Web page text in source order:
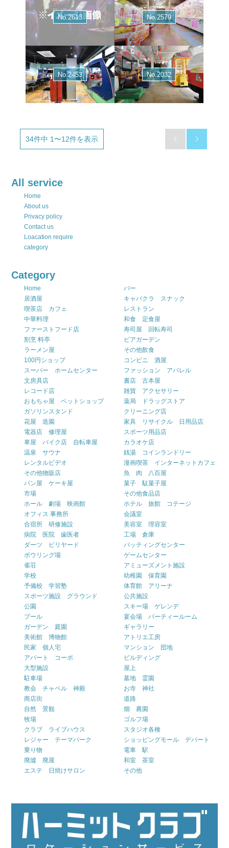
No.2613 No.2579
No.2453 No.2032
34件中 1〜12件を表示  
All service
Home
About us
Privacy policy
Contact us
Loacation require
category
Category
Home
バー
居酒屋
キャバクラ スナック
喫茶店 カフェ
レストラン
中華料理
和食 定食屋
ファーストフード店
寿司屋 回転寿司
割烹 料亭
ビアガーデン
ラーメン屋
その他飲食
100円ショップ
コンビニ 酒屋
スーパー ホームセンター
ファッション アパレル
文房具店
書店 古本屋
レコード店
雑貨 アクセサリー
おもちゃ屋 ペットショップ
薬局 ドラッグストア
ガソリンスタンド
クリーニング店
花屋 造園
家具 リサイクル 日用品店
電器店 修理屋
スポーツ用品店
車屋 バイク店 自転車屋
カラオケ店
温泉 サウナ
銭湯 コインランドリー
レンタルビデオ
漫画喫茶 インターネットカフェ
その他物販店
魚 肉 八百屋
パン屋 ケーキ屋
菓子 駄菓子屋
市場
その他食品店
ホール 劇場 映画館
ホテル 旅館 コテージ
オフィス 事務所
会議室
合宿所 研修施設
美容室 理容室
病院 医院 歯医者
工場 倉庫
ダーツ ビリヤード
バッティングセンター
ボウリング場
ゲームセンター
雀荘
アミューズメント施設
学校
幼稚園 保育園
予備校 学習塾
体育館 アリーナ
スポーツ施設 グラウンド
公共施設
公園
スキー場 ゲレンデ
プール
宴会場 パーティールーム
ガーデン 庭園
ギャラリー
美術館 博物館
アトリエ工房
民家 個人宅
マンション 団地
アパート コーポ
ビルディング
大型施設
屋上
駐車場
墓地 霊園
教会 チャペル 神殿
お寺 神社
商店街
道路
自然 景観
畑 農園
牧場
ゴルフ場
クラブ ライブハウス
スタジオ各種
レジャー テーマパーク
ショッピングモール デパート
乗り物
電車 駅
廃墟 廃屋
和室 茶室
エステ 日焼けサロン
その他